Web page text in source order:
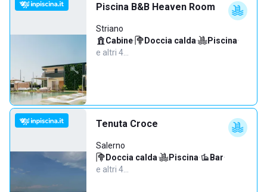
Piscina B&B Heaven Room
Striano
Cabine· Doccia calda· Piscina·
e altri 4…
Tenuta Croce
Salerno
Doccia calda· Piscina· Bar·
e altri 4…